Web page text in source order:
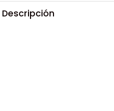
Descripción